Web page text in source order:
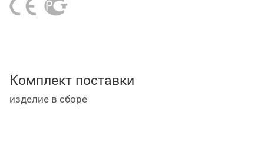
ресурс пневмоинструмента;
диапазон рабочих температур +5...+ 60 °С.
Комплект поставки
изделие в сборе